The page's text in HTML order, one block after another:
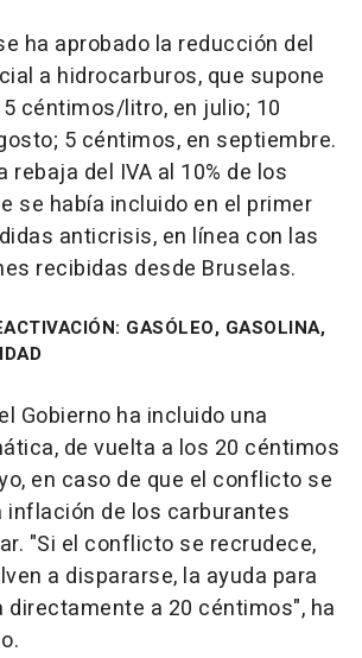
ha aprobado la reducción del
a hidrocarburos, que supone
céntimos/litro, en julio; 10
5 céntimos, en septiembre.
rebaja del IVA al 10% de los
se había incluido en el primer
anticrisis, en línea con las
recibidas desde Bruselas.
GASÓLEO, GASOLINA,
Gobierno ha incluido una
de vuelta a los 20 céntimos
en caso de que el conflicto se
inflación de los carburantes
"Si el conflicto se recrudece,
a dispararse, la ayuda para
directamente a 20 céntimos", ha